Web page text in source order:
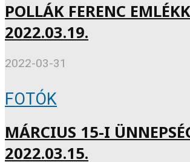
POLLÁK FERENC
2022.03.19.
2022-03-31
FOTÓK
MÁRCIUS 15-I
2022.03.15.